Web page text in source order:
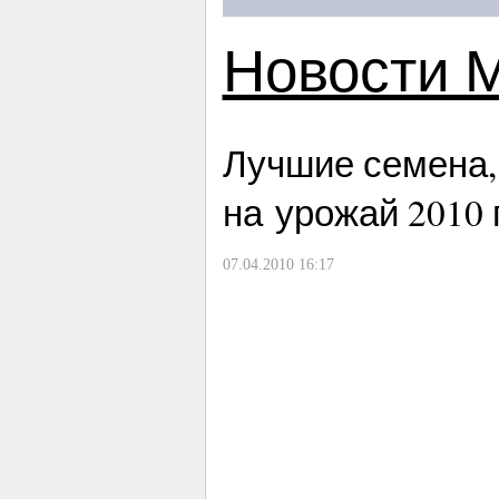
Новости
Лучшие семена,
на урожай 2010
07.04.2010 16:17